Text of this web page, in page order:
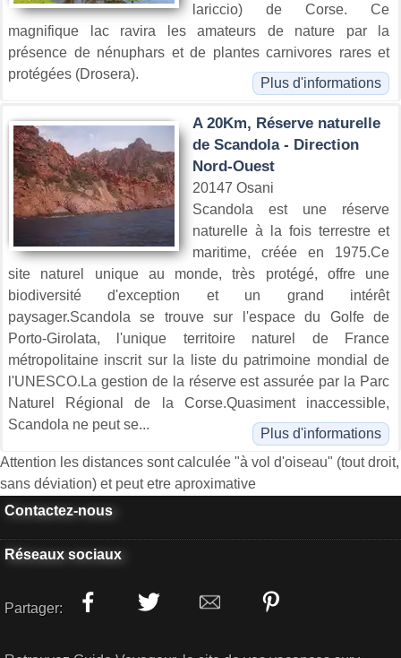
lariccio) de Corse. Ce
magnifique lac ravira les amateurs de nature par la
présence de nénuphars et de plantes carnivores rares et
protégées (Drosera).
Plus d'informations
A 20Km, Réserve naturelle
de Scandola - Direction
Nord-Ouest
20147 Osani
Scandola est une réserve
naturelle à la fois terrestre et
maritime, créée en 1975.Ce
site naturel unique au monde, très protégé, offre une
biodiversité d'exception et un grand intérêt
paysager.Scandola se trouve sur l'espace du Golfe de
Porto-Girolata, l'unique territoire naturel de France
métropolitaine inscrit sur la liste du patrimoine mondial de
l'UNESCO.La gestion de la réserve est assurée par la Parc
Naturel Régional de la Corse.Quasiment inaccessible,
Scandola ne peut se...
Plus d'informations
Attention les distances sont calculée "à vol d'oiseau" (tout droit,
sans déviation) et peut etre aproximative
Contactez-nous
Réseaux sociaux
Partager: